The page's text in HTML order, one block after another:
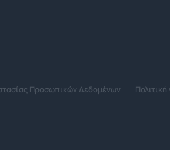
Προσωπικών Δεδομένων